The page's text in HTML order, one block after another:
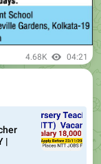
4.68K 04:21